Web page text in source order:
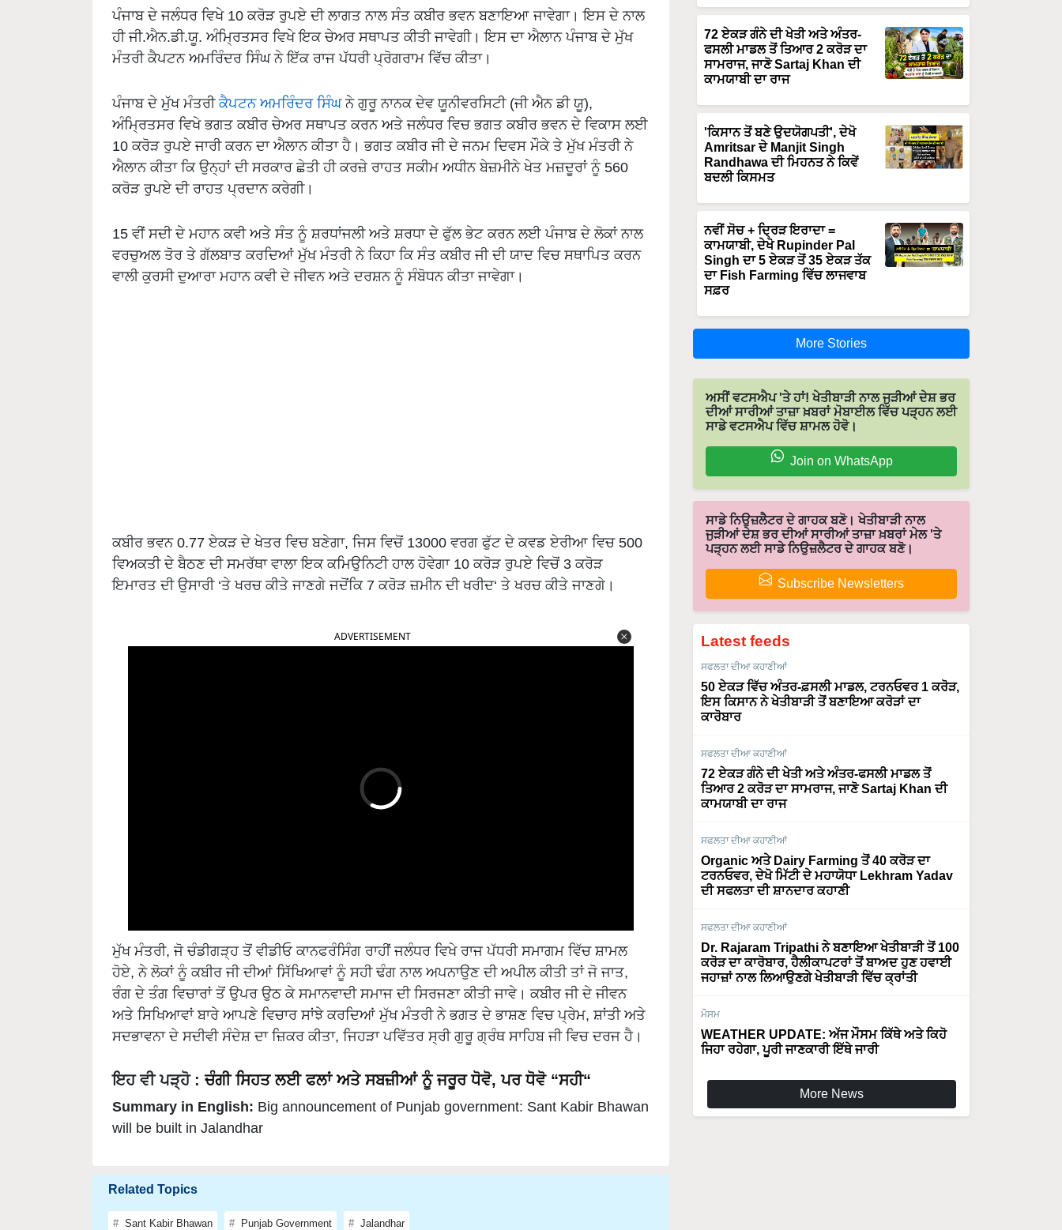
ਪੰਜਾਬ ਦੇ ਜਲੰਧਰ ਵਿਖੇ 10 ਕਰੋੜ ਰੁਪਏ ਦੀ ਲਾਗਤ ਨਾਲ ਸੰਤ ਕਬੀਰ ਭਵਨ ਬਣਾਇਆ ਜਾਵੇਗਾ। ਇਸ ਦੇ ਨਾਲ
ਹੀ ਜੀ.ਐਨ.ਡੀ.ਯੂ. ਅੰਮ੍ਰਿਤਸਰ ਵਿਖੇ ਇਕ ਚੇਅਰ ਸਥਾਪਤ ਕੀਤੀ ਜਾਵੇਗੀ। ਇਸ ਦਾ ਐਲਾਨ ਪੰਜਾਬ ਦੇ ਮੁੱਖ
ਮੰਤਰੀ ਕੈਪਟਨ ਅਮਰਿੰਦਰ ਸਿੰਘ ਨੇ ਇੱਕ ਰਾਜ ਪੱਧਰੀ ਪ੍ਰੋਗਰਾਮ ਵਿੱਚ ਕੀਤਾ।
ਪੰਜਾਬ ਦੇ ਮੁੱਖ ਮੰਤਰੀਕੈਪਟਨ ਅਮਰਿੰਦਰ ਸਿੰਘਨੇ ਗੁਰੂ ਨਾਨਕ ਦੇਵ ਯੂਨੀਵਰਸਿਟੀ (ਜੀ ਐਨ ਡੀ ਯੂ),
ਅੰਮ੍ਰਿਤਸਰ ਵਿਖੇ ਭਗਤ ਕਬੀਰ ਚੇਅਰ ਸਥਾਪਤ ਕਰਨ ਅਤੇ ਜਲੰਧਰ ਵਿਚ ਭਗਤ ਕਬੀਰ ਭਵਨ ਦੇ ਵਿਕਾਸ ਲਈ
10 ਕਰੋੜ ਰੁਪਏ ਜਾਰੀ ਕਰਨ ਦਾ ਐਲਾਨ ਕੀਤਾ ਹੈ। ਭਗਤ ਕਬੀਰ ਜੀ ਦੇ ਜਨਮ ਦਿਵਸ ਮੌਕੇ ਤੇ ਮੁੱਖ ਮੰਤਰੀ ਨੇ
ਐਲਾਨ ਕੀਤਾ ਕਿ ਉਨ੍ਹਾਂ ਦੀ ਸਰਕਾਰ ਛੇਤੀ ਹੀ ਕਰਜ਼ੇ ਰਾਹਤ ਸਕੀਮ ਅਧੀਨ ਬੇਜ਼ਮੀਨੇ ਖੇਤ ਮਜ਼ਦੂਰਾਂ ਨੂੰ 560
ਕਰੋੜ ਰੁਪਏ ਦੀ ਰਾਹਤ ਪ੍ਰਦਾਨ ਕਰੇਗੀ।
15 ਵੀਂ ਸਦੀ ਦੇ ਮਹਾਨ ਕਵੀ ਅਤੇ ਸੰਤ ਨੂੰ ਸ਼ਰਧਾਂਜਲੀ ਅਤੇ ਸ਼ਰਧਾ ਦੇ ਫੁੱਲ ਭੇਟ ਕਰਨ ਲਈ ਪੰਜਾਬ ਦੇ ਲੋਕਾਂ ਨਾਲ
ਵਰਚੁਅਲ ਤੋਰ ਤੇ ਗੱਲਬਾਤ ਕਰਦਿਆਂ ਮੁੱਖ ਮੰਤਰੀ ਨੇ ਕਿਹਾ ਕਿ ਸੰਤ ਕਬੀਰ ਜੀ ਦੀ ਯਾਦ ਵਿਚ ਸਥਾਪਿਤ ਕਰਨ
ਵਾਲੀ ਕੁਰਸੀ ਦੁਆਰਾ ਮਹਾਨ ਕਵੀ ਦੇ ਜੀਵਨ ਅਤੇ ਦਰਸ਼ਨ ਨੂੰ ਸੰਬੋਧਨ ਕੀਤਾ ਜਾਵੇਗਾ।
ਕਬੀਰ ਭਵਨ 0.77 ਏਕੜ ਦੇ ਖੇਤਰ ਵਿਚ ਬਣੇਗਾ, ਜਿਸ ਵਿਚੋਂ 13000 ਵਰਗ ਫੁੱਟ ਦੇ ਕਵਡ ਏਰੀਆ ਵਿਚ 500
ਵਿਅਕਤੀ ਦੇ ਬੈਠਣ ਦੀ ਸਮਰੱਥਾ ਵਾਲਾ ਇਕ ਕਮਿਉਨਿਟੀ ਹਾਲ ਹੋਵੇਗਾ 10 ਕਰੋੜ ਰੁਪਏ ਵਿਚੋਂ 3 ਕਰੋੜ
ਇਮਾਰਤ ਦੀ ਉਸਾਰੀ ‘ਤੇ ਖਰਚ ਕੀਤੇ ਜਾਣਗੇ ਜਦੋਂਕਿ 7 ਕਰੋੜ ਜ਼ਮੀਨ ਦੀ ਖਰੀਦ‘ ਤੇ ਖਰਚ ਕੀਤੇ ਜਾਣਗੇ।
ਮੁੱਖ ਮੰਤਰੀ, ਜੋ ਚੰਡੀਗੜ੍ਹ ਤੋਂ ਵੀਡੀਓ ਕਾਨਫਰੰਸਿੰਗ ਰਾਹੀਂ ਜਲੰਧਰ ਵਿਖੇ ਰਾਜ ਪੱਧਰੀ ਸਮਾਗਮ ਵਿੱਚ ਸ਼ਾਮਲ
ਹੋਏ, ਨੇ ਲੋਕਾਂ ਨੂੰ ਕਬੀਰ ਜੀ ਦੀਆਂ ਸਿੱਖਿਆਵਾਂ ਨੂੰ ਸਹੀ ਢੰਗ ਨਾਲ ਅਪਨਾਉਣ ਦੀ ਅਪੀਲ ਕੀਤੀ ਤਾਂ ਜੋ ਜਾਤ,
ਰੰਗ ਦੇ ਤੰਗ ਵਿਚਾਰਾਂ ਤੋਂ ਉਪਰ ਉਠ ਕੇ ਸਮਾਨਵਾਦੀ ਸਮਾਜ ਦੀ ਸਿਰਜਣਾ ਕੀਤੀ ਜਾਵੇ। ਕਬੀਰ ਜੀ ਦੇ ਜੀਵਨ
ਅਤੇ ਸਿਖਿਆਵਾਂ ਬਾਰੇ ਆਪਣੇ ਵਿਚਾਰ ਸਾਂਝੇ ਕਰਦਿਆਂ ਮੁੱਖ ਮੰਤਰੀ ਨੇ ਭਗਤ ਦੇ ਭਾਸ਼ਣ ਵਿਚ ਪ੍ਰੇਮ, ਸ਼ਾਂਤੀ ਅਤੇ
ਸਦਭਾਵਨਾ ਦੇ ਸਦੀਵੀ ਸੰਦੇਸ਼ ਦਾ ਜ਼ਿਕਰ ਕੀਤਾ, ਜਿਹੜਾ ਪਵਿੱਤਰ ਸ੍ਰੀ ਗੁਰੂ ਗ੍ਰੰਥ ਸਾਹਿਬ ਜੀ ਵਿਚ ਦਰਜ ਹੈ।
ਇਹ ਵੀ ਪੜ੍ਹੋ : ਚੰਗੀ ਸਿਹਤ ਲਈ ਫਲਾਂ ਅਤੇ ਸਬਜ਼ੀਆਂ ਨੂੰ ਜਰੂਰ ਧੋਵੋ, ਪਰ ਧੋਵੋ “ਸਹੀ“
Summary in English: Big announcement of Punjab government: Sant Kabir Bhawan
will be built in Jalandhar
Related Topics
Sant Kabir Bhawan Punjab Government Jalandhar
72 ਏਕੜ ਗੰਨੇ ਦੀ ਖੇਤੀ ਅਤੇ ਅੰਤਰ-
ਫਸਲੀ ਮਾਡਲ ਤੋਂ ਤਿਆਰ 2 ਕਰੋੜ ਦਾ
ਸਾਮਰਾਜ, ਜਾਣੋ Sartaj Khan ਦੀ
ਕਾਮਯਾਬੀ ਦਾ ਰਾਜ
'ਕਿਸਾਨ ਤੋਂ ਬਣੇ ਉਦਯੋਗਪਤੀ', ਦੇਖੋ
Amritsar ਦੇ Manjit Singh
Randhawa ਦੀ ਮਿਹਨਤ ਨੇ ਕਿਵੇਂ
ਬਦਲੀ ਕਿਸਮਤ
ਨਵੀਂ ਸੋਚ + ਦ੍ਰਿੜ ਇਰਾਦਾ =
ਕਾਮਯਾਬੀ, ਦੇਖੋ Rupinder Pal
Singh ਦਾ 5 ਏਕੜ ਤੋਂ 35 ਏਕੜ ਤੱਕ
ਦਾ Fish Farming ਵਿੱਚ ਲਾਜਵਾਬ
ਸਫ਼ਰ
More Stories
ਅਸੀਂ ਵਟਸਐਪ 'ਤੇ ਹਾਂ! ਖੇਤੀਬਾੜੀ ਨਾਲ ਜੁੜੀਆਂ ਦੇਸ਼ ਭਰ
ਦੀਆਂ ਸਾਰੀਆਂ ਤਾਜ਼ਾ ਖ਼ਬਰਾਂ ਮੋਬਾਈਲ ਵਿੱਚ ਪੜ੍ਹਨ ਲਈ
ਸਾਡੇ ਵਟਸਐਪ ਵਿੱਚ ਸ਼ਾਮਲ ਹੋਵੋ।
Join on WhatsApp
ਸਾਡੇ ਨਿਉਜ਼ਲੈਟਰ ਦੇ ਗਾਹਕ ਬਣੋ। ਖੇਤੀਬਾੜੀ ਨਾਲ
ਜੁੜੀਆਂ ਦੇਸ਼ ਭਰ ਦੀਆਂ ਸਾਰੀਆਂ ਤਾਜ਼ਾ ਖ਼ਬਰਾਂ ਮੇਲ 'ਤੇ
ਪੜ੍ਹਨ ਲਈ ਸਾਡੇ ਨਿਉਜ਼ਲੈਟਰ ਦੇ ਗਾਹਕ ਬਣੋ।
Subscribe Newsletters
Latest feeds
ਸਫਲਤਾ ਦੀਆ ਕਹਾਣੀਆਂ
50 ਏਕੜ ਵਿੱਚ ਅੰਤਰ-ਫ਼ਸਲੀ ਮਾਡਲ, ਟਰਨਓਵਰ 1 ਕਰੋੜ,
ਇਸ ਕਿਸਾਨ ਨੇ ਖੇਤੀਬਾੜੀ ਤੋਂ ਬਣਾਇਆ ਕਰੋੜਾਂ ਦਾ
ਕਾਰੋਬਾਰ
ਸਫਲਤਾ ਦੀਆ ਕਹਾਣੀਆਂ
72 ਏਕੜ ਗੰਨੇ ਦੀ ਖੇਤੀ ਅਤੇ ਅੰਤਰ-ਫਸਲੀ ਮਾਡਲ ਤੋਂ
ਤਿਆਰ 2 ਕਰੋੜ ਦਾ ਸਾਮਰਾਜ, ਜਾਣੋ Sartaj Khan ਦੀ
ਕਾਮਯਾਬੀ ਦਾ ਰਾਜ
ਸਫਲਤਾ ਦੀਆ ਕਹਾਣੀਆਂ
Organic ਅਤੇ Dairy Farming ਤੋਂ 40 ਕਰੋੜ ਦਾ
ਟਰਨਓਵਰ, ਦੇਖੋ ਮਿੱਟੀ ਦੇ ਮਹਾਯੋਧਾ Lekhram Yadav
ਦੀ ਸਫਲਤਾ ਦੀ ਸ਼ਾਨਦਾਰ ਕਹਾਣੀ
ਸਫਲਤਾ ਦੀਆ ਕਹਾਣੀਆਂ
Dr. Rajaram Tripathi ਨੇ ਬਣਾਇਆ ਖੇਤੀਬਾੜੀ ਤੋਂ 100
ਕਰੋੜ ਦਾ ਕਾਰੋਬਾਰ, ਹੈਲੀਕਾਪਟਰਾਂ ਤੋਂ ਬਾਅਦ ਹੁਣ ਹਵਾਈ
ਜਹਾਜ਼ਾਂ ਨਾਲ ਲਿਆਉਣਗੇ ਖੇਤੀਬਾੜੀ ਵਿੱਚ ਕ੍ਰਾਂਤੀ
ਮੌਸਮ
WEATHER UPDATE: ਅੱਜ ਮੌਸਮ ਕਿੱਥੇ ਅਤੇ ਕਿਹੋ
ਜਿਹਾ ਰਹੇਗਾ, ਪੂਰੀ ਜਾਣਕਾਰੀ ਇੱਥੇ ਜਾਰੀ
More News